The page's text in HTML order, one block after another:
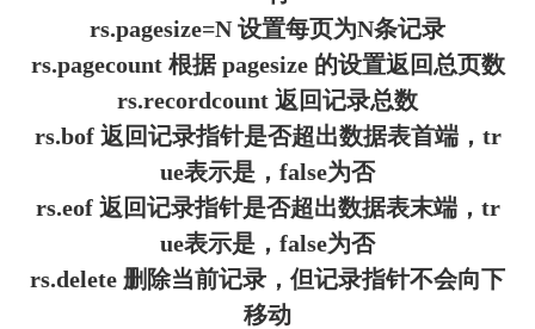
rs.pagesize=N 设置每页为N条记录
rs.pagecount 根据 pagesize 的设置返回总页数
rs.recordcount 返回记录总数
rs.bof 返回记录指针是否超出数据表首端，tr
ue表示是，false为否
rs.eof 返回记录指针是否超出数据表末端，tr
ue表示是，false为否
rs.delete 删除当前记录，但记录指针不会向下
移动